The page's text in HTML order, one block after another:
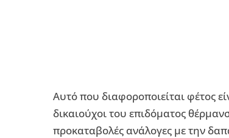
Αυτό που διαφοροποιείται φέτος
δικαιούχοι του επιδόματος
προκαταβολές ανάλογες με την